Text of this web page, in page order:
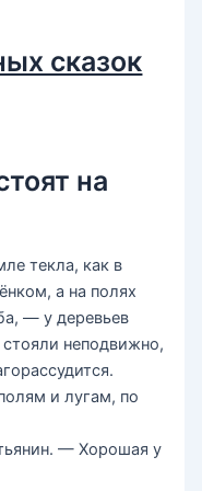
сказок
на
текла, как в
а на по­лях
— у деревьев
неподвиж­но,
и лугам, по
— Хоро­шая у